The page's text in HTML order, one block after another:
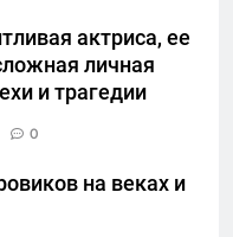
актриса, ее
личная
и трагедии
0
на веках и